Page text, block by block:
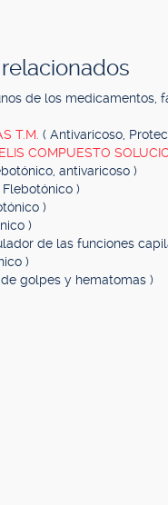
de los medicamentos,
T.M. ( Antivaricoso,
COMPUESTO
antivaricoso )
Flebotónico )
)
)
de las funciones
)
golpes y hematomas )